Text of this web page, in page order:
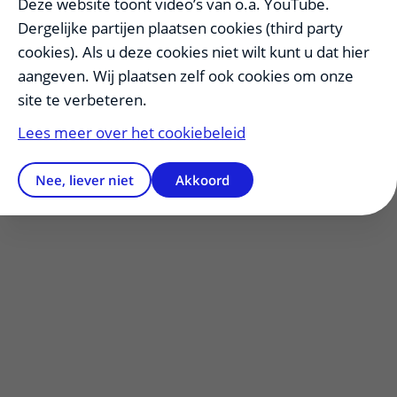
Toeslag: Anders, niet werkzaam in ziekenhuis of
aan universiteit € 880,= (€1670,00)
Vorige Verder met bestellen
Dergelijke partijen plaatsen cookies (third party
cookies). Als u deze cookies niet wilt kunt u dat hier
aangeven. Wij plaatsen zelf ook cookies om onze
site te verbeteren.
Lees meer over het cookiebeleid
Nee, liever niet Akkoord